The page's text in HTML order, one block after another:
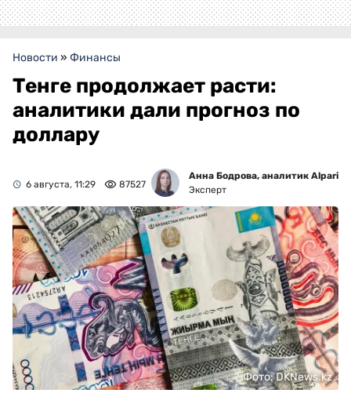
Новости » Финансы
Тенге продолжает расти:
аналитики дали прогноз по
доллару
6 августа, 11:29 87527
Анна Бодрова, аналитик Alpari
Эксперт
Фото: DKNews.kz